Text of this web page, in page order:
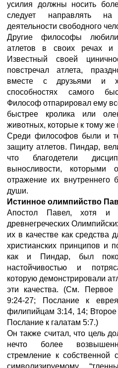
усилия должны носить
следует направлять
деятельности свободного
Другие философы
атлетов в своих речах и
Известный своей
повстречал атлета,
вместе с друзьями и
способностях самого
Философ отпарировал ему
быстрее кролика или
животных, которые к тому же
Среди философов были и
защиту атлетов. Пиндар,
что благодетели
выносливости,
отражение их внутреннего
души.
Истинное олимпийство
Апостол Павел, хотя и
древнегреческих
их в качестве как средства
христианских принципов и
как и Пиндар, был
настойчивостью и
которую демонстрировали
эти качества. (См. Первое
9:24-27; Послание к
филипийцам 3:14, 14;
Послание к галатам 5:7.)
Он также считал, что цель
нечто более
стремление к собственной
символизируемому